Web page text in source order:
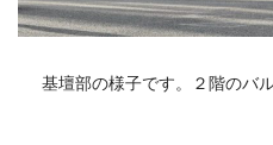
基壇部の様子です。２階のバ